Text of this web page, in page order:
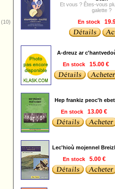
(10)
Et vous ? Êtes-vous
galette ?
En stock
A-dreuz ar
En stock
15.00 €
Hep frankiz peoc'h ebet
En stock
13.00 €
Lec'hioù mojennel
En stock
5.00 €